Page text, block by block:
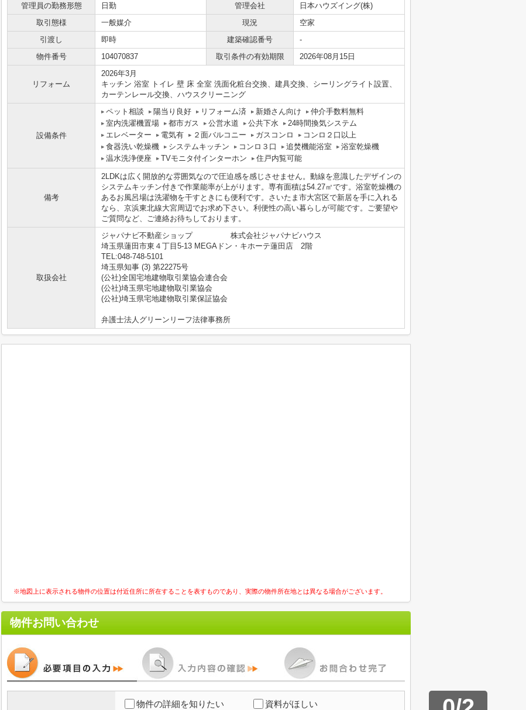
管理員の勤務形態
日勤 管理会社
日本ハウズイング(株)
取引態様
一般媒介 現況
空家
引渡し
即時 建築確認番号
-
物件番号
104070837 取引条件の有効期限 2026年08月15日
リフォーム
2026年3月
キッチン 浴室 トイレ 壁 床 全室 洗面化粧台交換、建具交換、シーリングライト設置、
カーテンレール交換、ハウスクリーニング
設備条件
ペット相談 陽当り良好 リフォーム済 新婚さん向け
仲介手数料無料
室内洗濯機置場
都市ガス 公営水道 公共下水
24時間換気システム
エレベーター
電気有 ２面バルコニー ガスコンロ
コンロ２口以上
食器洗い乾燥機
システムキッチン コンロ３口 追焚機能浴室
浴室乾燥機
温水洗浄便座
TVモニタ付インターホン 住戸内覧可能
備考
2LDKは広く開放的な雰囲気なので圧迫感を感じさせません。動線を意識したデザインの
システムキッチン付きで作業能率が上がります。専有面積は54.27㎡です。浴室乾燥機の
あるお風呂場は洗濯物を干すときにも便利です。さいたま市大宮区で新居を手に入れる
なら、京浜東北線大宮周辺でお求め下さい。利便性の高い暮らしが可能です。ご要望や
ご質問など、ご連絡お待ちしております。
取扱会社
ジャパナビ不動産ショップ 株式会社ジャパナビハウス
埼玉県蓮田市東４丁目5-13 MEGAドン・キホーテ蓮田店 2階
TEL:048-748-5101
埼玉県知事 (3) 第22275号
(公社)全国宅地建物取引業協会連合会
(公社)埼玉県宅地建物取引業協会
(公社)埼玉県宅地建物取引業保証協会
弁護士法人グリーンリーフ法律事務所
※地図上に表示される物件の位置は付近住所に所在することを表すものであり、実際の物件所在地とは異なる場合がございます。
物件お問い合わせ
物件の詳細を知りたい 資料がほしい